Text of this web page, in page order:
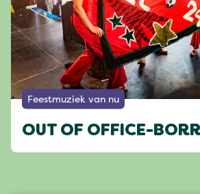
Feestmuziek van nu
OUT OF OFFICE-